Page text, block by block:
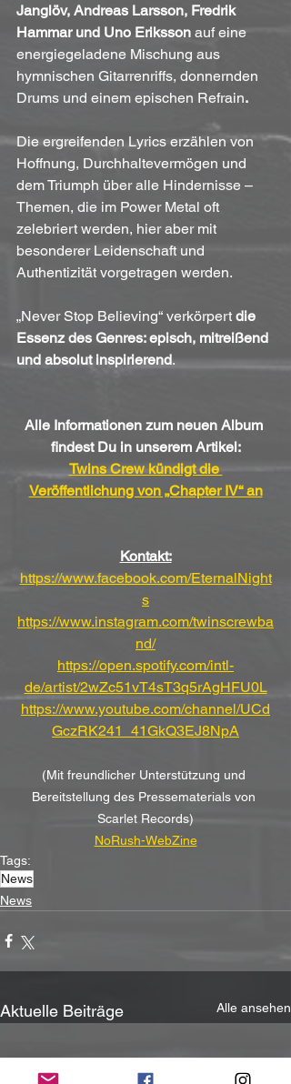
Janglöv, Andreas Larsson, Fredrik
Hammar und Uno Eriksson auf eine
energiegeladene Mischung aus
hymnischen Gitarrenriffs, donnernden
Drums und einem epischen Refrain.
Die ergreifenden Lyrics erzählen von
Hoffnung, Durchhaltevermögen und
dem Triumph über alle Hindernisse –
Themen, die im Power Metal oft
zelebriert werden, hier aber mit
besonderer Leidenschaft und
Authentizität vorgetragen werden.
„Never Stop Believing“ verkörpert die
Essenz des Genres: episch, mitreißend
und absolut inspirierend.
Alle Informationen zum neuen Album
findest Du in unserem Artikel:
Twins Crew kündigt die
Veröffentlichung von „Chapter IV“ an
Kontakt:
https://www.facebook.com/EternalNight
s
https://www.instagram.com/twinscrewba
nd/
https://open.spotify.com/intl-
de/artist/2wZc51vT4sT3q5rAgHFU0L
https://www.youtube.com/channel/UCd
GczRK241_41GkQ3EJ8NpA
(Mit freundlicher Unterstützung und
Bereitstellung des Pressematerials von
Scarlet Records)
NoRush-WebZine
Tags:
News
News
Aktuelle Beiträge Alle ansehen